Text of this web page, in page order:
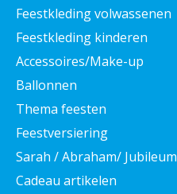
Feestkleding volwassenen
Feestkleding kinderen
Accessoires/Make-up
Ballonnen
Thema feesten
Feestversiering
Sarah / Abraham/ Jubileum
Cadeau artikelen